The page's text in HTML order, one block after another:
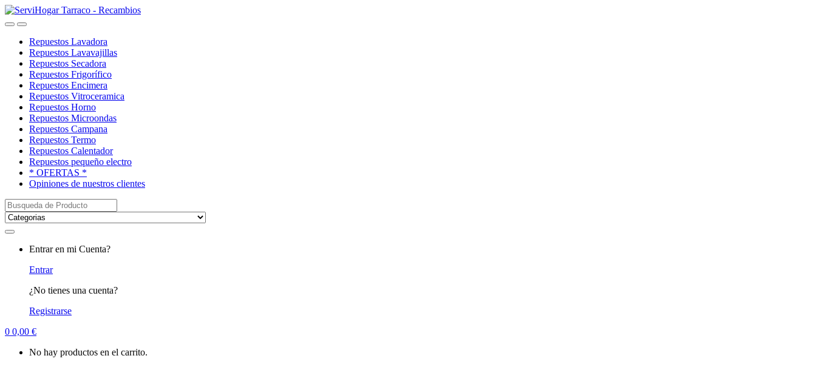
Saltar
a
saltar
al
OpenClose
Repuestos Lavadora
Repuestos Lavavajillas
Repuestos Secadora
Repuestos Frigorífico
Repuestos Encimera
Repuestos Vitroceramica
Repuestos Horno
Repuestos Microondas
Repuestos Campana
Repuestos Termo
Repuestos Calentador
Repuestos pequeño electro
* OFERTAS *
Opiniones de nuestros clientes
Buscar:
Entrar en mi Cuenta?
Entrar
¿No tienes una cuenta?
Registrarse
0 0,00 €
No hay productos en el carrito.